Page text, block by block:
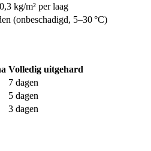
kg/m² per laag
(onbeschadigd, 5–30 °C)
Volledig uitgehard
7 dagen
5 dagen
3 dagen